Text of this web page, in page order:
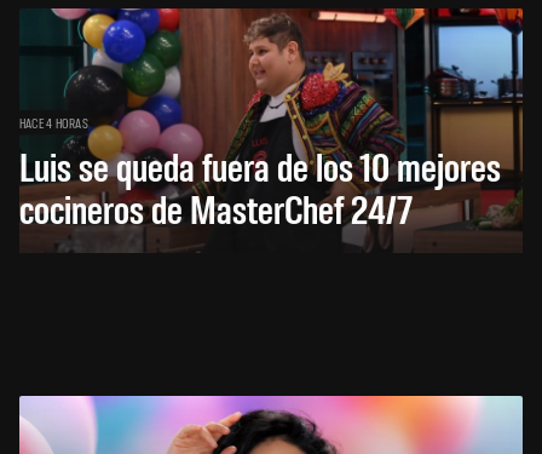
HACE 4 HORAS
Luis se queda fuera de los 10 mejores
cocineros de MasterChef 24/7